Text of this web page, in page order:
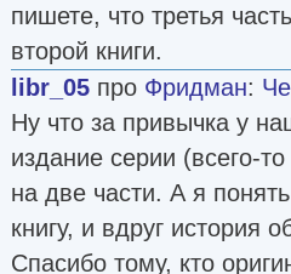
пишете, что третья
второй книги.
libr_05 про Фридман:
Ну что за привычка у
издание серии (всего-
на две части. А я
книгу, и вдруг история
Спасибо тому, кто